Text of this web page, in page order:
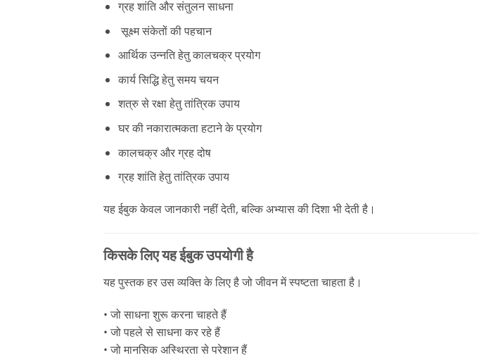
ग्रह शांति और संतुलन साधना
सूक्ष्म संकेतों की पहचान
आर्थिक उन्नति हेतु कालचक्र प्रयोग
कार्य सिद्धि हेतु समय चयन
शत्रु से रक्षा हेतु तांत्रिक उपाय
घर की नकारात्मकता हटाने के प्रयोग
कालचक्र और ग्रह दोष
ग्रह शांति हेतु तांत्रिक उपाय
यह ईबुक केवल जानकारी नहीं देती, बल्कि अभ्यास की दिशा भी देती है।
किसके लिए यह ईबुक उपयोगी है
यह पुस्तक हर उस व्यक्ति के लिए है जो जीवन में स्पष्टता चाहता है।
• जो साधना शुरू करना चाहते हैं
• जो पहले से साधना कर रहे हैं
• जो मानसिक अस्थिरता से परेशान हैं